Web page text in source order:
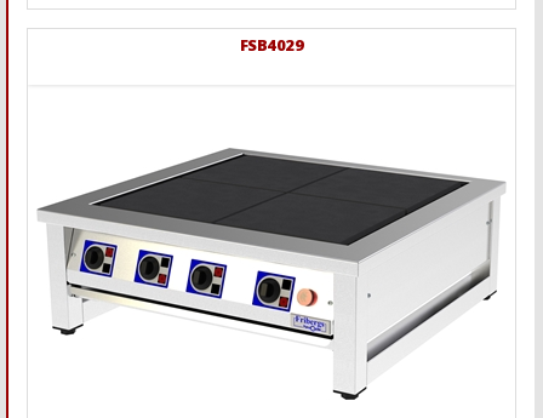
FSB4029